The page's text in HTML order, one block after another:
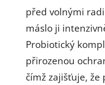
před volnými
máslo ji
Probiotický
přirozenou
čímž zajišťuje, že